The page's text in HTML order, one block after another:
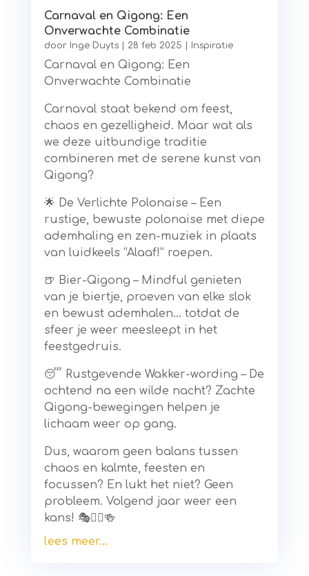
Carnaval en Qigong: Een
Onverwachte Combinatie
door Inge Duyts| 28 feb 2025 Inspiratie
Carnaval en Qigong: Een
Onverwachte Combinatie
Carnaval staat bekend om feest,
chaos en gezelligheid. Maar wat als
we deze uitbundige traditie
combineren met de serene kunst van
Qigong?
🌟 De Verlichte Polonaise – Een
rustige, bewuste polonaise met diepe
ademhaling en zen-muziek in plaats
van luidkeels “Alaaf!” roepen.
🍺 Bier-Qigong – Mindful genieten
van je biertje, proeven van elke slok
en bewust ademhalen… totdat de
sfeer je weer meesleept in het
feestgedruis.
😴 Rustgevende Wakker-wording – De
ochtend na een wilde nacht? Zachte
Qigong-bewegingen helpen je
lichaam weer op gang.
Dus, waarom geen balans tussen
chaos en kalmte, feesten en
focussen? En lukt het niet? Geen
probleem. Volgend jaar weer een
kans! 🎭🧘‍♂️🍻
lees meer...